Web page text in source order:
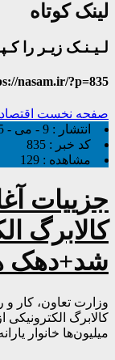
لینک کوتاه
لـیـنـک زیـر را
nasam.ir/?p=835
صفحه نخست اقتصاد
انتشار : 9 - می - 2025 - 23:33
کد خبر : 835
مشاهده : 129
جزییات
کالابرگ
شد+دهک
وزارت تعاون، کار و
میلیون‌ها خانوار